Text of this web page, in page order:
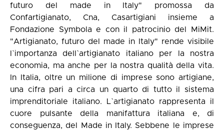
futuro del made in Italy" promossa da
Confartigianato, Cna, Casartigiani insieme a
Fondazione Symbola e con il patrocinio del MiMit.
"Artigianato, futuro del made in Italy" rende visibile
l`importanza dell`artigianato italiano per la nostra
economia, ma anche per la nostra qualità della vita.
In Italia, oltre un milione di imprese sono artigiane,
una cifra pari a circa un quarto di tutto il sistema
imprenditoriale italiano. L`artigianato rappresenta il
cuore pulsante della manifattura italiana e, di
conseguenza, del Made in Italy. Sebbene le imprese